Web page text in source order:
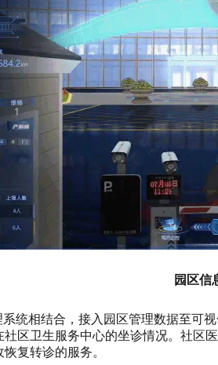
园区信
统相结合，接入园区管理数据至可
区卫生服务中心的坐诊情况。社区
复转诊的服务。